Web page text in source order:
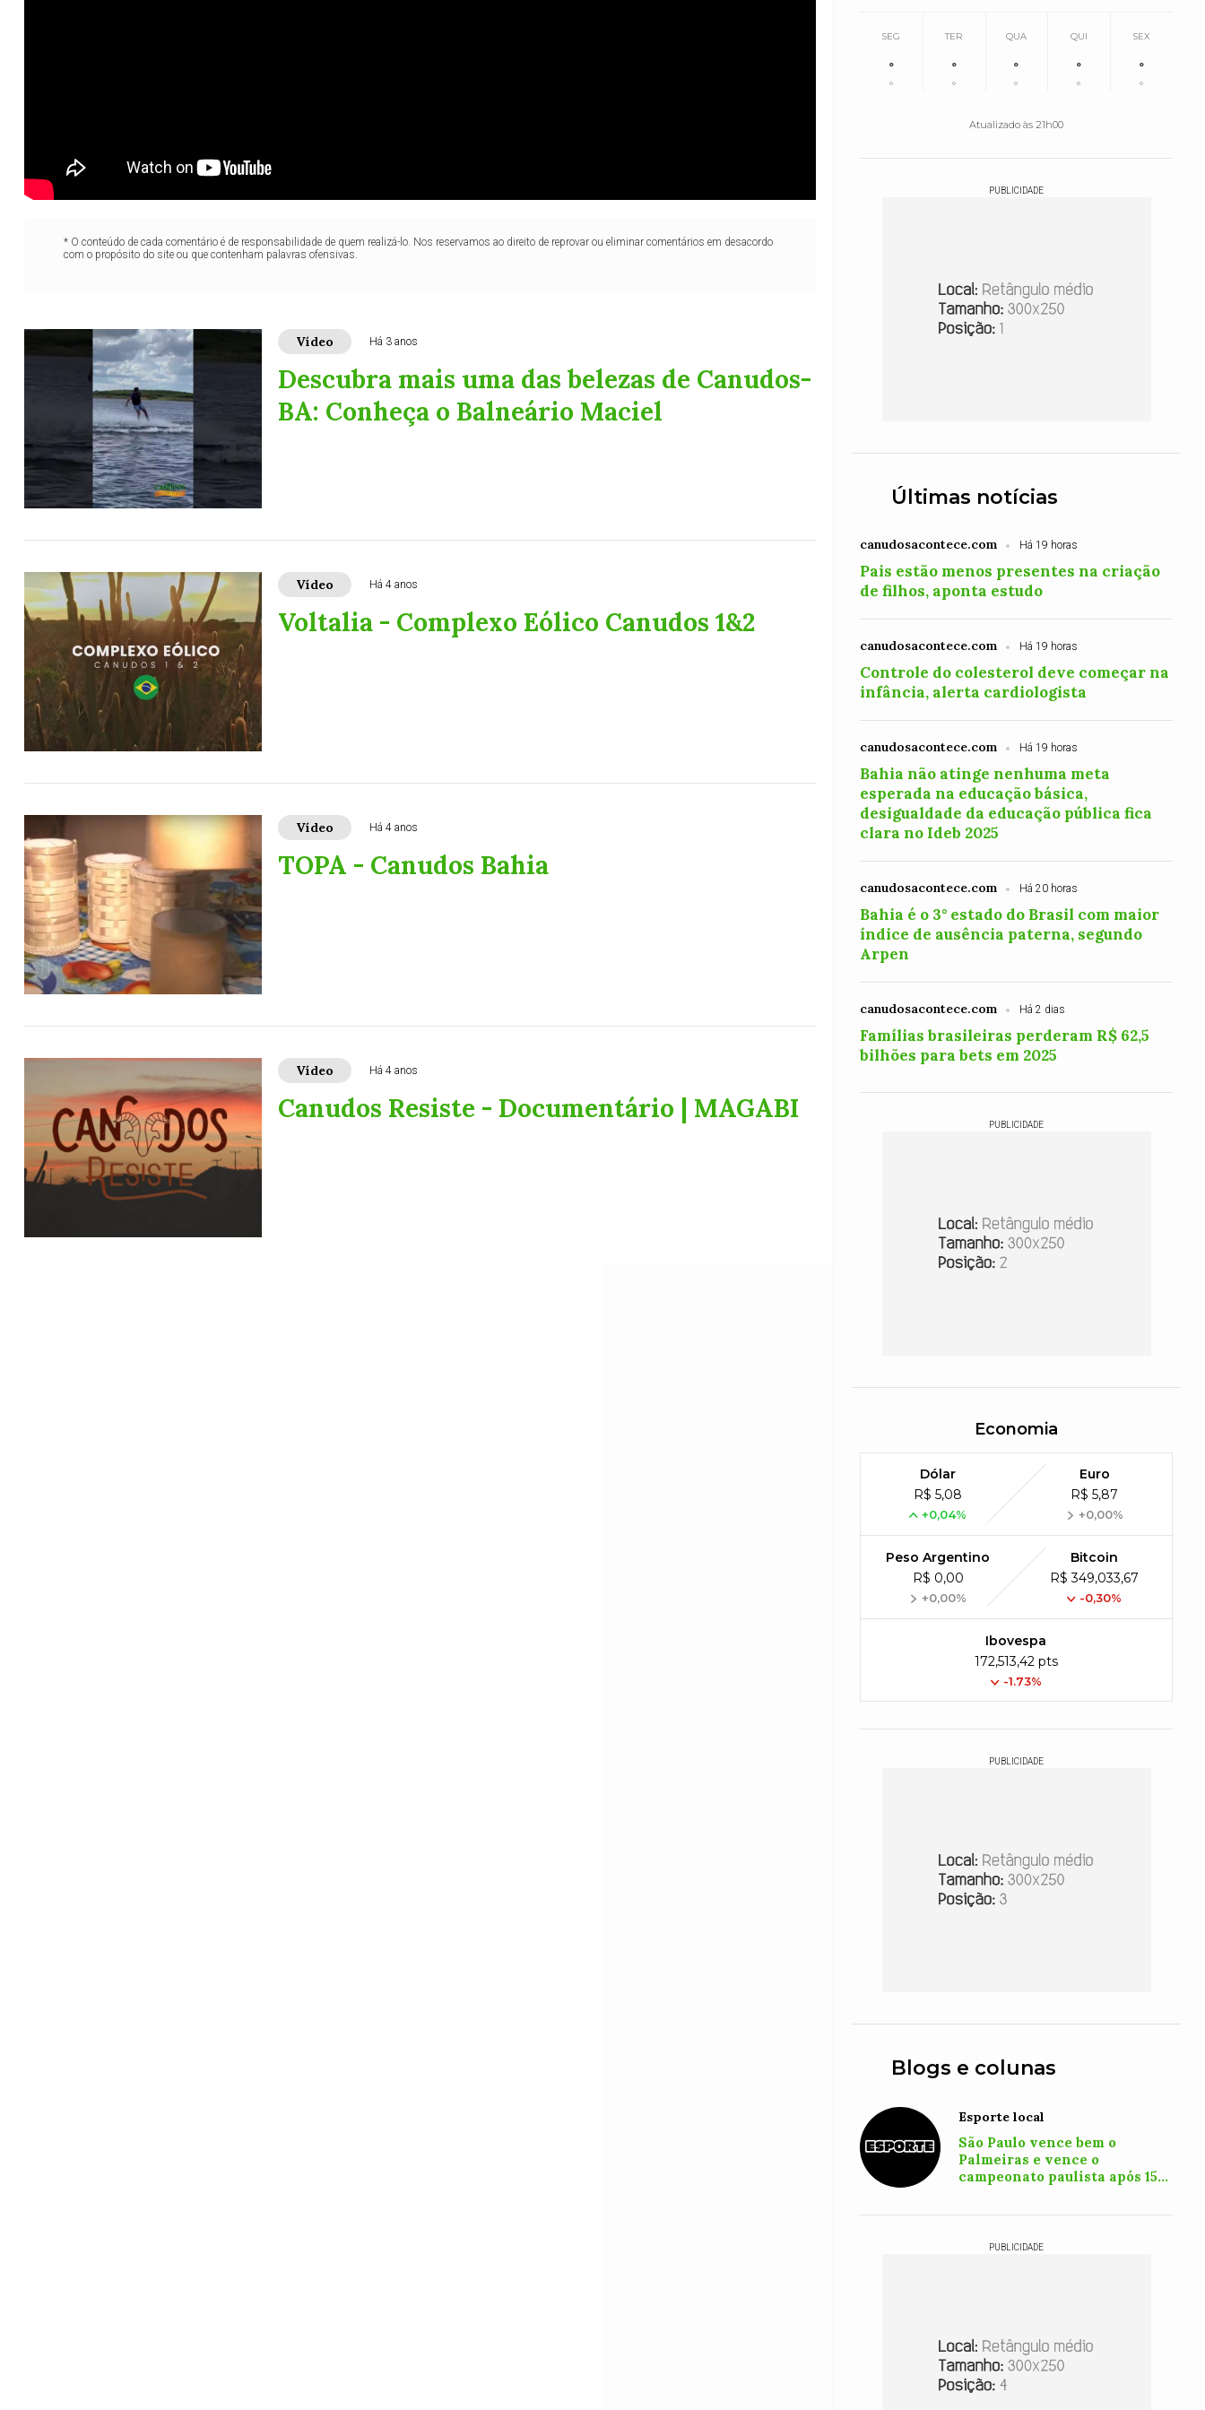
* O conteúdo de cada comentário é de responsabilidade de quem realizá-lo. Nos reservamos ao direito de reprovar ou eliminar comentários em desacordo
com o propósito do site ou que contenham palavras ofensivas.
Vídeo Há 3 anos
Descubra mais uma das belezas de Canudos-
BA: Conheça o Balneário Maciel
Vídeo Há 4 anos
Voltalia - Complexo Eólico Canudos 1&2
Vídeo Há 4 anos
TOPA - Canudos Bahia
Vídeo Há 4 anos
Canudos Resiste - Documentário | MAGABI
SEG
°
°
TER
°
°
QUA
°
°
QUI
°
°
SEX
°
°
Atualizado às 21h00
PUBLICIDADE
Últimas notícias
canudosacontece.com Há 19 horas
Pais estão menos presentes na criação
de filhos, aponta estudo
canudosacontece.com Há 19 horas
Controle do colesterol deve começar na
infância, alerta cardiologista
canudosacontece.com Há 19 horas
Bahia não atinge nenhuma meta
esperada na educação básica,
desigualdade da educação pública fica
clara no Ideb 2025
canudosacontece.com Há 20 horas
Bahia é o 3° estado do Brasil com maior
índice de ausência paterna, segundo
Arpen
canudosacontece.com Há 2 dias
Famílias brasileiras perderam R$ 62,5
bilhões para bets em 2025
PUBLICIDADE
Economia
Dólar
R$ 5,08
+0,04%
Euro
R$ 5,87
+0,00%
Peso Argentino
R$ 0,00
+0,00%
Bitcoin
R$ 349,033,67
-0,30%
Ibovespa
172,513,42 pts
-1.73%
PUBLICIDADE
Blogs e colunas
Esporte local
São Paulo vence bem o
Palmeiras e vence o
campeonato paulista após 15
PUBLICIDADE